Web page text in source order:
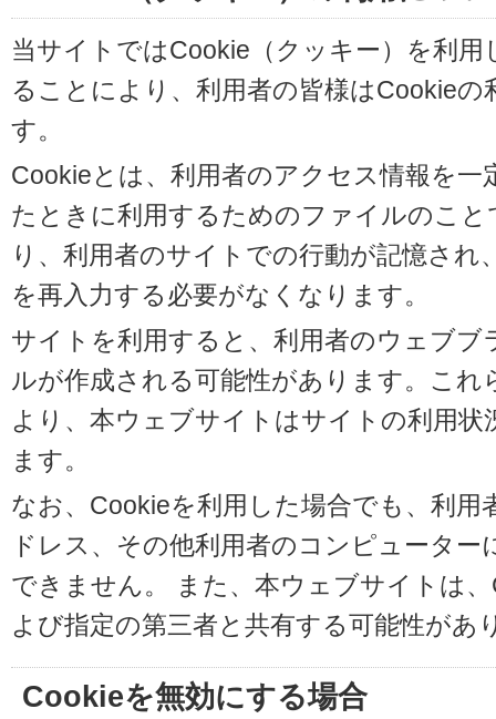
当サイトではCookie（クッキー）を利
ることにより、利用者の皆様はCookie
す。
Cookieとは、利用者のアクセス情報を
たときに利用するためのファイルのこ
り、利用者のサイトでの行動が記憶さ
を再入力する必要がなくなります。
サイトを利用すると、利用者のウェブ
ルが作成される可能性があります。こ
より、本ウェブサイトはサイトの利用
ます。
なお、Cookieを利用した場合でも、利用
ドレス、その他利用者のコンピュータ
できません。 また、本ウェブサイトは
よび指定の第三者と共有する可能性があ
Cookieを無効にする場合